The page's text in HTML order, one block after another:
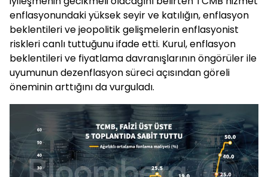
enflasyonundaki yüksek seyir ve katılığın, enflasyon
beklentileri ve jeopolitik gelişmelerin enflasyonist
riskleri canlı tuttuğunu ifade etti. Kurul, enflasyon
beklentileri ve fiyatlama davranışlarının öngörüler ile
uyumunun dezenflasyon süreci açısından göreli
öneminin arttığını da vurguladı.